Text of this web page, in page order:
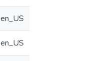
en_US
en_US